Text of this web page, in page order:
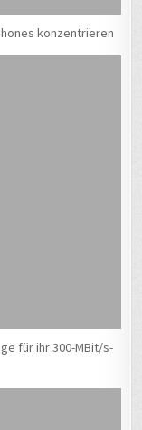
konzentrieren
für ihr 300-MBit/s-